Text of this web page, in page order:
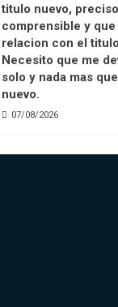
titulo nuevo,
comprensible y
relacion con el
Necesito que me
solo y nada mas
nuevo.
07/08/2026